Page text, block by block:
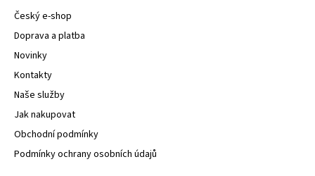
Český e-shop
Doprava a platba
Novinky
Kontakty
Naše služby
Jak nakupovat
Obchodní podmínky
Podmínky ochrany osobních údajů